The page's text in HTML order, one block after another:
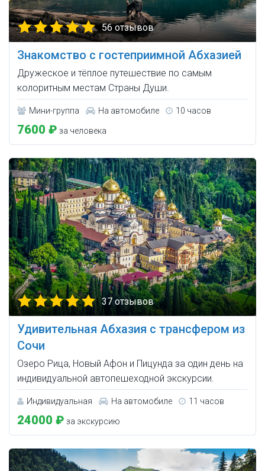
56 отзывов
Знакомство с гостеприимной Абхазией
Дружеское и тёплое путешествие по самым
колоритным местам Страны Души.
Мини-группа На автомобиле 10 часов
7600 ₽ за человека
37 отзывов
Удивительная Абхазия с трансфером из
Сочи
Озеро Рица, Новый Афон и Пицунда за один день на
индивидуальной автопешеходной экскурсии.
Индивидуальная На автомобиле 11 часов
24000 ₽ за экскурсию